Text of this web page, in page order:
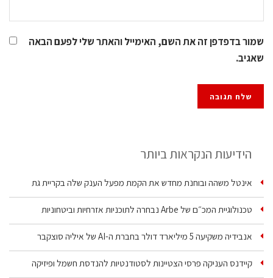
שמור בדפדפן זה את השם, האימייל והאתר שלי לפעם הבאה
שאגיב.
הידיעות הנקראות ביותר
אינטל משהה ובוחנת מחדש את הקמת מפעל הענק שלה בקריית גת
טכנולוגיית המכ״ם של Arbe נבחרה לתוכניות אזרחיות וביטחוניות
אנבידיה משקיעה 5 מיליארד דולר בחברת ה-AI של איליה סוצקבר
קיידנס העניקה פרסי הצטיינות לסטודנטיות להנדסת חשמל ופיזיקה